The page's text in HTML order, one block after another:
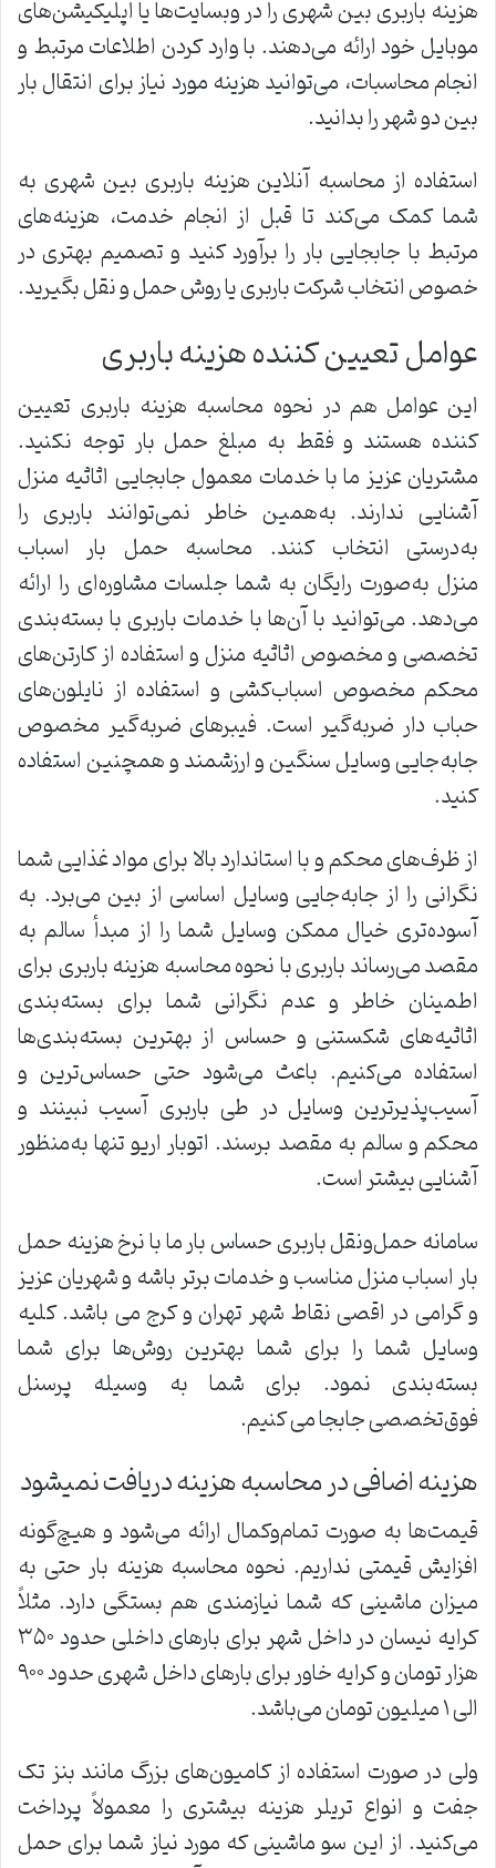
هزینه باربری بین شهری را در وبسایت‌ها یا اپلیکیشن‌های
موبایل خود ارائه می‌دهند. با وارد کردن اطلاعات مرتبط و
انجام محاسبات، می‌توانید هزینه مورد نیاز برای انتقال بار
بین دو شهر را بدانید.
استفاده از محاسبه آنلاین هزینه باربری بین شهری به
شما کمک می‌کند تا قبل از انجام خدمت، هزینه‌های
مرتبط با جابجایی بار را برآورد کنید و تصمیم بهتری در
خصوص انتخاب شرکت باربری یا روش حمل و نقل بگیرید.
عوامل تعیین کننده هزینه باربری
این عوامل هم در نحوه محاسبه هزینه باربری تعیین
کننده هستند و فقط به مبلغ حمل بار توجه نکنید.
مشتریان عزیز ما با خدمات معمول جابجایی اثاثیه منزل
آشنایی ندارند. به‌همین خاطر نمی‌توانند باربری را
به‌درستی انتخاب کنند. محاسبه حمل بار اسباب
منزل به‌صورت رایگان به شما جلسات مشاوره‌ای را ارائه
می‌دهد. می‌توانید با آن‌ها با خدمات باربری با بسته‌بندی
تخصصی و مخصوص اثاثیه منزل و استفاده از کارتن‌های
محکم مخصوص اسباب‌کشی و استفاده از نایلون‌های
حباب دار ضربه‌گیر است. فیبرهای ضربه‌گیر مخصوص
جابه‌جایی وسایل سنگین و ارزشمند و همچنین استفاده
کنید.
از ظرف‌های محکم و با استاندارد بالا برای مواد غذایی شما
نگرانی را از جابه‌جایی وسایل اساسی از بین می‌برد. به
آسوده‌تری خیال ممکن وسایل شما را از مبدأ سالم به
مقصد می‌رساند باربری با نحوه محاسبه هزینه باربری برای
اطمینان خاطر و عدم نگرانی شما برای بسته‌بندی
اثاثیه‌های شکستنی و حساس از بهترین بسته‌بندی‌ها
استفاده می‌کنیم. باعث می‌شود حتی حساس‌ترین و
آسیب‌پذیرترین وسایل در طی باربری آسیب نبینند و
محکم و سالم به مقصد برسند. اتوبار اریو تنها به‌منظور
آشنایی بیشتر است.
سامانه حمل‌ونقل باربری حساس بار ما با نرخ هزینه حمل
بار اسباب منزل مناسب و خدمات برتر باشه و شهریان عزیز
و گرامی در اقصی نقاط شهر تهران و کرج می باشد. کلیه
وسایل شما را برای شما بهترین روش‌ها برای شما
بسته‌بندی نمود. برای شما به وسیله پرسنل
فوق‌تخصصی جابجا می کنیم.
هزینه اضافی در محاسبه هزینه دریافت نمیشود
قیمت‌ها به صورت تمام‌وکمال ارائه می‌شود و هیچ‌گونه
افزایش قیمتی نداریم. نحوه محاسبه هزینه بار حتی به
میزان ماشینی که شما نیازمندی هم بستگی دارد. مثلاً
کرایه نیسان در داخل شهر برای بارهای داخلی حدود ۳۵۰
هزار تومان و کرایه خاور برای بارهای داخل شهری حدود ۹۰۰
الی ۱ میلیون تومان می‌باشد.
ولی در صورت استفاده از کامیون‌های بزرگ مانند بنز تک
جفت و انواع تریلر هزینه بیشتری را معمولاً پرداخت
می‌کنید. از این سو ماشینی که مورد نیاز شما برای حمل